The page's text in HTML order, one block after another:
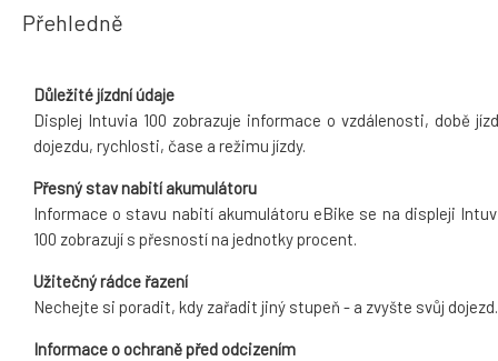
Přehledně
Důležité jízdní údaje
Displej Intuvia 100 zobrazuje informace o vzdálenosti, době
dojezdu, rychlosti, čase a režimu jízdy.
Přesný stav nabití akumulátoru
Informace o stavu nabití akumulátoru eBike se na displeji
100 zobrazují s přesností na jednotky procent.
Užitečný rádce řazení
Nechejte si poradit, kdy zařadit jiný stupeň - a zvyšte svůj dojezd.
Informace o ochraně před odcizením